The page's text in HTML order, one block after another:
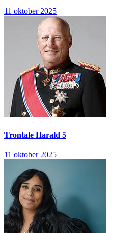
11 oktober 2025
Trontale Harald 5
11 oktober 2025